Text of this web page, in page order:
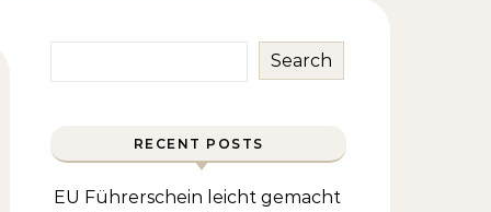
Search
RECENT POSTS
EU Führerschein leicht gemacht